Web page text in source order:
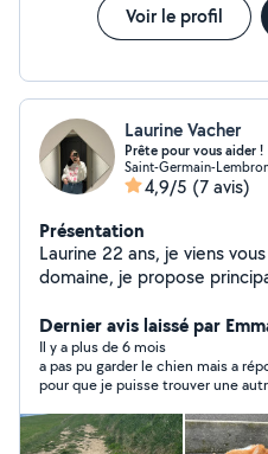
Voir le profil
Laurine Vacher
Prête pour vous aider !
Saint-Germain-
4,9/5 (7 avis)
Présentation
Laurine 22 ans, je viens
domaine, je propose
déménagement ou encore
Dernier avis laissé par
Il y a plus de 6 mois
a pas pu garder le chien mais a répondu a temps et en heure
pour que je puisse trouver